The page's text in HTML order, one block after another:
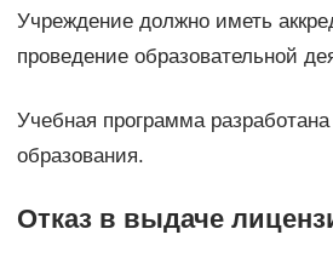
Учреждение должно иметь
проведение образовательной
Учебная программа
образования.
Отказ в выдаче